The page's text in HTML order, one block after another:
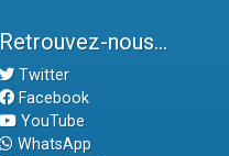
Retrouvez-nous...
Twitter
Facebook
YouTube
WhatsApp